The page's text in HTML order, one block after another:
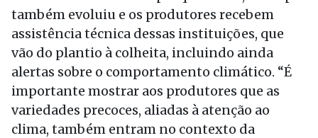
também evoluiu e os produtores recebem
assistência técnica dessas instituições, que
vão do plantio à colheita, incluindo ainda
alertas sobre o comportamento climático. “É
importante mostrar aos produtores que as
variedades precoces, aliadas à atenção ao
clima, também entram no contexto da